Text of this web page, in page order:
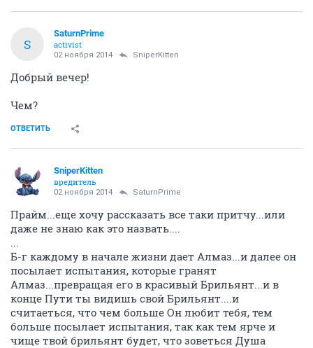
S
SaturnPrime
activist
02 ноября 2014 SniperKitten
Добрый вечер!
Чем?
ОТВЕТИТЬ
SniperKitten
вредитель
02 ноября 2014 SaturnPrime
Прайм...еще хочу рассказать все таки притчу...или
даже не знаю как это назвать....
...
Б-г каждому в начале жизни дает Алмаз...и далее он
посылает испытания, которые гранят
Алмаз...превращая его в красивый Брильянт...и в
конце Пути ты видишь свой Брильянт....и
считаеться, что чем больше Он любит тебя, тем
больше посылает испытания, так как тем ярче и
чище твой брильянт будет, что зоветься Душа